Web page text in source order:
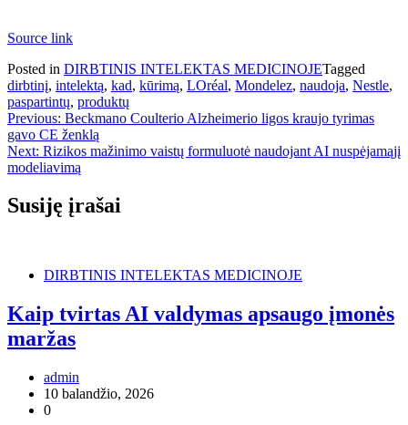
Source link
Posted in DIRBTINIS INTELEKTAS MEDICINOJETagged
dirbtinį, intelektą, kad, kūrimą, LOréal, Mondelez, naudoja, Nestle,
paspartintų, produktų
Navigacija
tarp
įrašų
Previous: Beckmano Coulterio Alzheimerio ligos kraujo tyrimas
gavo CE ženklą
Next: Rizikos mažinimo vaistų formuluotė naudojant AI nuspėjamąjį
modeliavimą
Susiję įrašai
DIRBTINIS INTELEKTAS MEDICINOJE
Kaip tvirtas AI valdymas apsaugo įmonės
maržas
admin
10 balandžio, 2026
0